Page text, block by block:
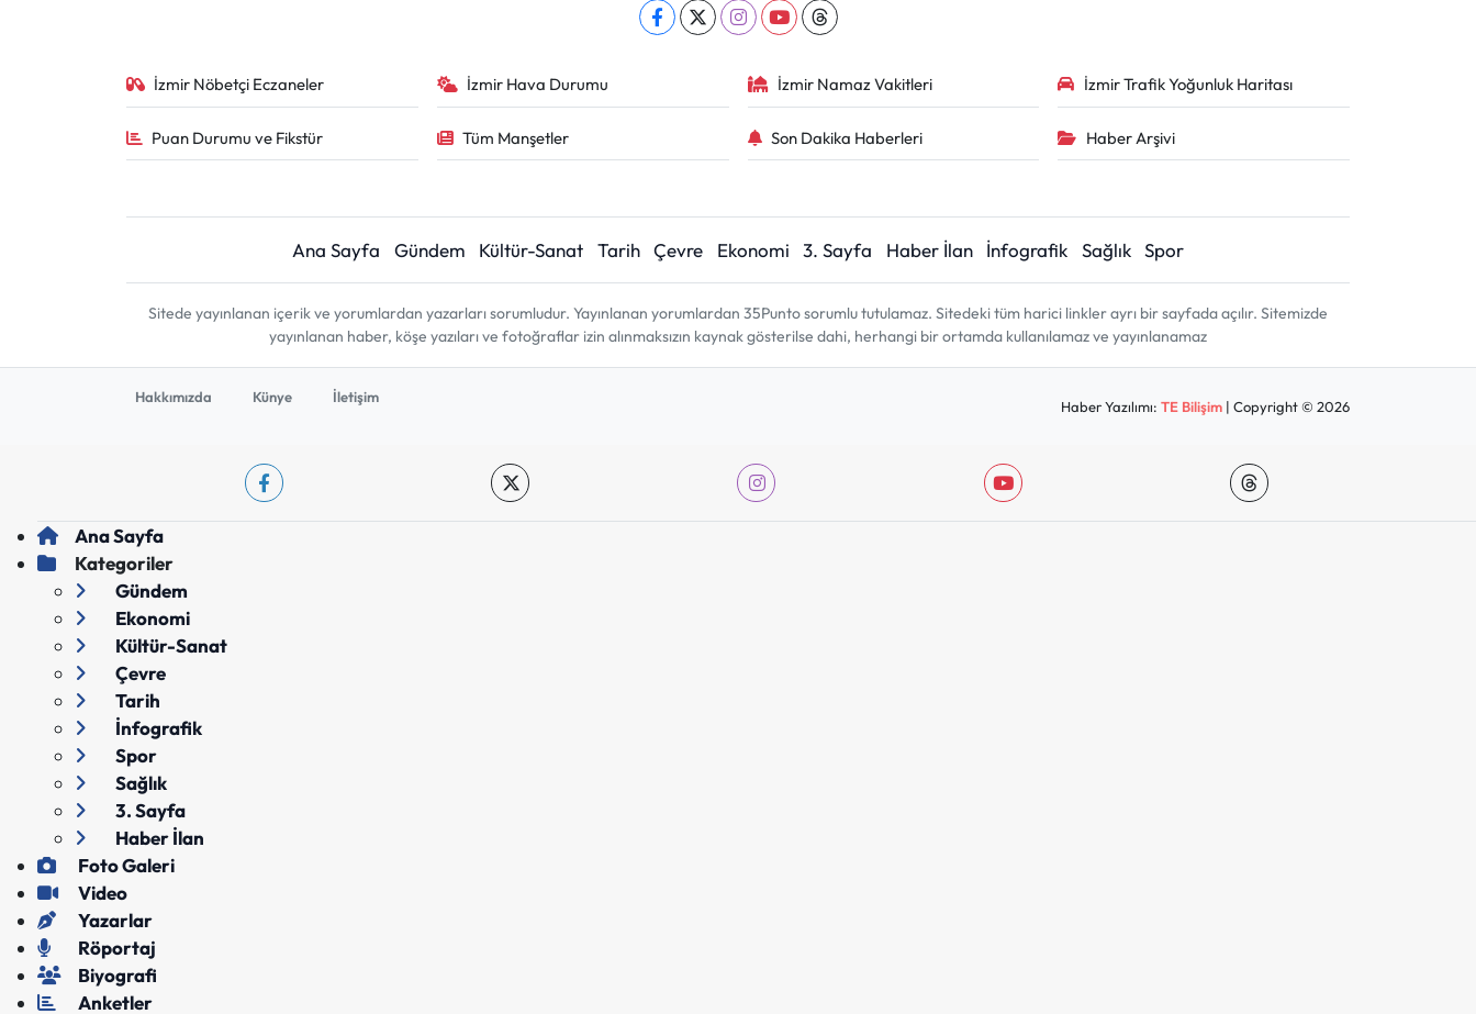
İzmir Nöbetçi Eczaneler İzmir Hava Durumu İzmir Namaz Vakitleri İzmir Trafik Yoğunluk Haritası
Puan Durumu ve Fikstür Tüm Manşetler Son Dakika Haberleri Haber Arşivi
Ana Sayfa Gündem Kültür-Sanat Tarih Çevre Ekonomi 3. Sayfa Haber İlan İnfografik Sağlık Spor
Sitede yayınlanan içerik ve yorumlardan yazarları sorumludur. Yayınlanan yorumlardan 35Punto sorumlu tutulamaz. Sitedeki tüm harici linkler ayrı bir sayfada açılır. Sitemizde
yayınlanan haber, köşe yazıları ve fotoğraflar izin alınmaksızın kaynak gösterilse dahi, herhangi bir ortamda kullanılamaz ve yayınlanamaz
Hakkımızda Künye İletişim
Haber Yazılımı:TE Bilişim | Copyright © 2026
Ana Sayfa
Kategoriler
Gündem
Ekonomi
Kültür-Sanat
Çevre
Tarih
İnfografik
Spor
Sağlık
3. Sayfa
Haber İlan
Foto Galeri
Video
Yazarlar
Röportaj
Biyografi
Anketler